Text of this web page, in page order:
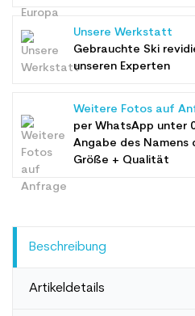
Unsere Werkstatt
Gebrauchte Ski
unseren Experten
Weitere Fotos auf
per WhatsApp unter
Angabe des Namens
Größe + Qualität
Beschreibung
Artikeldetails